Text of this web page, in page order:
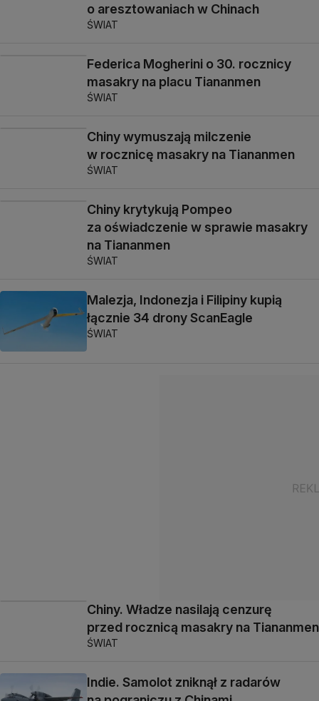
o aresztowaniach w Chinach
ŚWIAT
Federica Mogherini o 30. rocznicy
masakry na placu Tiananmen
ŚWIAT
Chiny wymuszają milczenie
w rocznicę masakry na Tiananmen
ŚWIAT
Chiny krytykują Pompeo
za oświadczenie w sprawie masakry
na Tiananmen
ŚWIAT
Malezja, Indonezja i Filipiny kupią
łącznie 34 drony ScanEagle
ŚWIAT
Chiny. Władze nasilają cenzurę
przed rocznicą masakry na Tiananmen
ŚWIAT
Indie. Samolot zniknął z radarów